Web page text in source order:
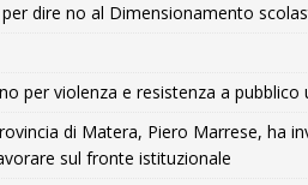
dire no al Dimensionamento
per violenza e resistenza a pubblico
di Matera, Piero Marrese, ha
sul fronte istituzionale